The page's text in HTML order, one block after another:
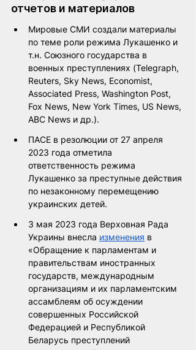
отчетов и материалов
Мировые СМИ создали материалы
по теме роли режима Лукашенко и
т.н. Союзного государства в
военных преступлениях (Telegraph,
Reuters, Sky News, Economist,
Associated Press, Washington Post,
Fox News, New York Times, US News,
ABC News и др.).
ПАСЕ в резолюции от 27 апреля
2023 года отметила
ответственность режима
Лукашенко за преступные действия
по незаконному перемещению
украинских детей.
3 мая 2023 года Верховная Рада
Украины внесла изменения в
«Обращение к парламентам и
правительствам иностранных
государств, международным
организациям и их парламентским
ассамблеям об осуждении
совершенных Российской
Федерацией и Республикой
Беларусь преступлений